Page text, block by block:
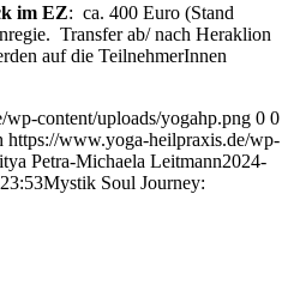
im EZ: ca. 400 Euro (Stand
Transfer ab/ nach Heraklion
auf die TeilnehmerInnen
content/uploads/yogahp.png 0 0
https://www.yoga-heilpraxis.de/wp-
Petra-Michaela Leitmann2024-
Mystik Soul Journey: